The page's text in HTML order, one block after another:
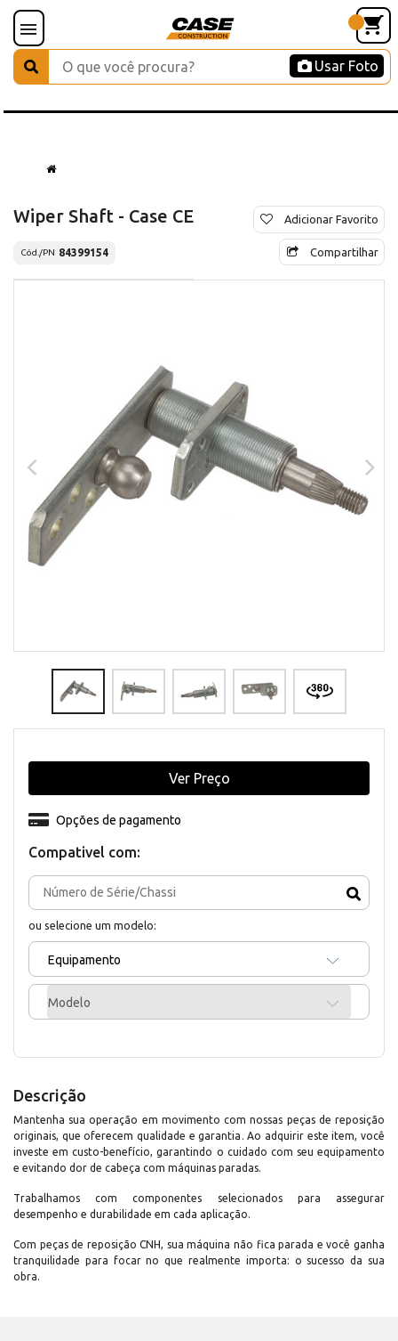
Usar Foto
Wiper Shaft - Case CE
Cód./PN 84399154
Adicionar Favorito
Compartilhar
Compativel com:
ou selecione um modelo:
Equipamento
Modelo
Opções de pagamento
Ver Preço
Descrição
Mantenha sua operação em movimento com nossas peças de reposição
originais, que oferecem qualidade e garantia. Ao adquirir este item, você
investe em custo-benefício, garantindo o cuidado com seu equipamento
e evitando dor de cabeça com máquinas paradas.
Trabalhamos com componentes selecionados para assegurar
desempenho e durabilidade em cada aplicação.
Com peças de reposição CNH, sua máquina não fica parada e você ganha
tranquilidade para focar no que realmente importa: o sucesso da sua
obra.